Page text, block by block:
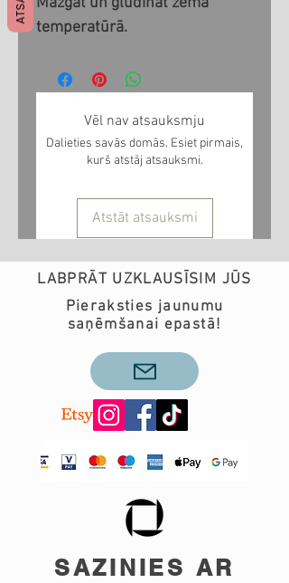
temperatūrā.
Vēl nav atsauksmju
Dalieties savās domās. Esiet pirmais,
kurš atstāj atsauksmi.
Atstāt atsauksmi
LABPRĀT UZKLAUSĪSIM JŪS
Pieraksties jaunumu
saņēmšanai epastā!
SAZINIES AR